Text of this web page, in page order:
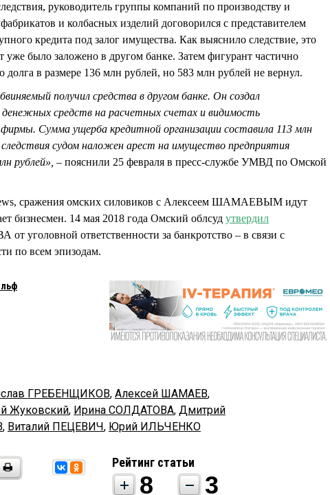
руководитель группы компаний по производству и
и колбасных изделий договорился с представителем
кредита под залог имущества. Как выяснило следствие, это
уже было заложено в другом банке. Затем фигурант частично
долга в размере 136 млн рублей, но 583 млн рублей не вернул.
получил средства в другом банке. Он создал
средств на расчетных счетах и видимость
Сумма ущерба кредитной организации составила 113 млн
судом наложен арест на имущество предприятия
рублей», – пояснили 25 февраля в пресс-службе УМВД по Омской
сражения омских силовиков с Алексеем ШАМАЕВЫМ идут
бизнесмен. 14 мая 2018 года Омский облсуд утвердил
уголовной ответственности за банкротство – в связи с
по всем эпизодам.
ГРЕБЕНЩИКОВ, Алексей ШАМАЕВ,
Жуковский, Ирина СОЛДАТОВА, Дмитрий
, Виталий ПЕЦЕВИЧ, Юрий ИЛЬЧЕНКО
Рейтинг статьи
8 3